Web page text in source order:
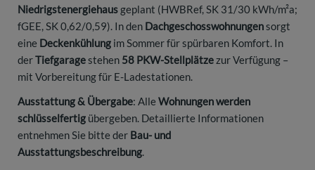
Niedrigstenergiehaus geplant (HWBRef, SK 31/30 kWh/m²a;
fGEE, SK 0,62/0,59). In den Dachgeschosswohnungensorgt
eine Deckenkühlung im Sommer für spürbaren Komfort. In
derTiefgaragestehen 58 PKW-Stellplätzezur Verfügung –
mit Vorbereitung für E-Ladestationen.
Ausstattung & Übergabe: Alle Wohnungen werden
schlüsselfertig übergeben. Detaillierte Informationen
entnehmen Sie bitte der Bau- und
Ausstattungsbeschreibung.